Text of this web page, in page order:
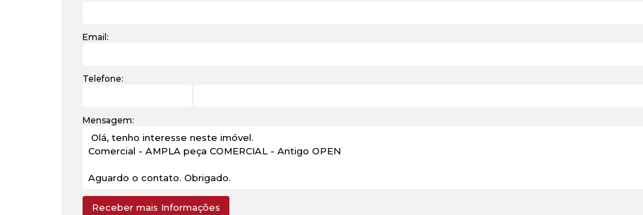
Email:
Telefone:
Mensagem: